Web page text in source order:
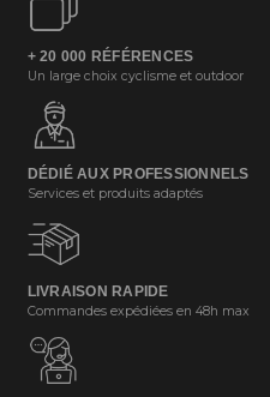
+ 20 000 RÉFÉRENCES
Un large choix cyclisme et outdoor
DÉDIÉ AUX PROFESSIONNELS
Services et produits adaptés
LIVRAISON RAPIDE
Commandes expédiées en 48h max